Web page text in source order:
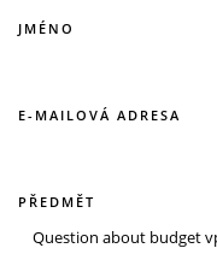
JMÉNO
E-MAILOVÁ ADRESA
PŘEDMĚT